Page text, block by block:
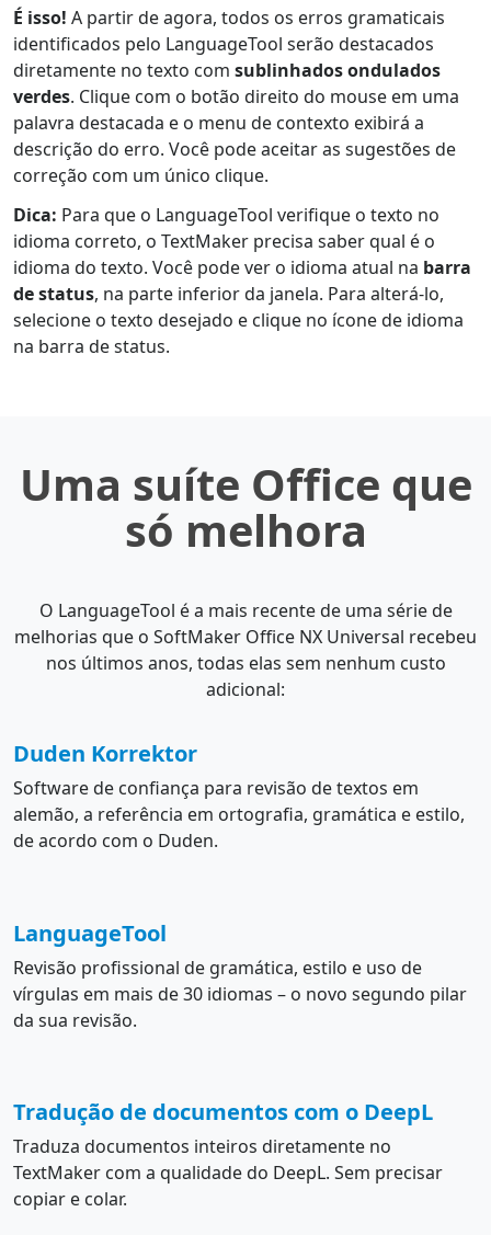
É isso! A partir de agora, todos os erros gramaticais
identificados pelo LanguageTool serão destacados
diretamente no texto com sublinhados ondulados
verdes. Clique com o botão direito do mouse em uma
palavra destacada e o menu de contexto exibirá a
descrição do erro. Você pode aceitar as sugestões de
correção com um único clique.
Dica: Para que o LanguageTool verifique o texto no
idioma correto, o TextMaker precisa saber qual é o
idioma do texto. Você pode ver o idioma atual na barra
de status, na parte inferior da janela. Para alterá-lo,
selecione o texto desejado e clique no ícone de idioma
na barra de status.
Uma suíte Office que
só melhora
O LanguageTool é a mais recente de uma série de
melhorias que o SoftMaker Office NX Universal recebeu
nos últimos anos, todas elas sem nenhum custo
adicional:
Duden Korrektor
Software de confiança para revisão de textos em
alemão, a referência em ortografia, gramática e estilo,
de acordo com o Duden.
LanguageTool
Revisão profissional de gramática, estilo e uso de
vírgulas em mais de 30 idiomas – o novo segundo pilar
da sua revisão.
Tradução de documentos com o DeepL
Traduza documentos inteiros diretamente no
TextMaker com a qualidade do DeepL. Sem precisar
copiar e colar.